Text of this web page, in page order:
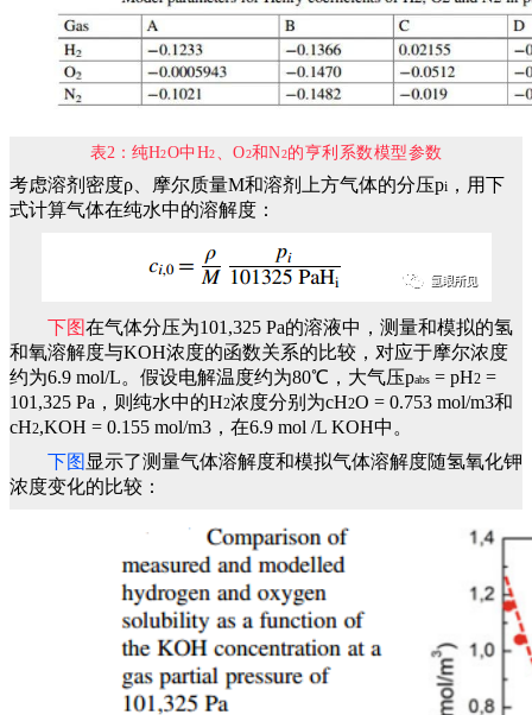
表2： 纯H2O中H2、O2和N2的亨利系数模型参数
考虑溶剂密度ρ、摩尔质量M和溶剂上方气体的分压pi ，用下
式计算气体在纯水中的溶解度：
下图在气体分压为101,325 Pa的溶液中，测量和模拟的氢
和氧溶解度与KOH浓度的函数关系的比较，对应于摩尔浓度
约为6.9 mol/L。假设电解温度约为80℃，大气压pabs = pH2 =
101,325 Pa，则纯水中的H2浓度分别为cH2O = 0.753 mol/m3和
cH2,KOH = 0.155 mol/m3，在6.9 mol /L KOH中。
下图 显示了测量气体溶解度和模拟气体溶解度随氢氧化钾
浓度变化的比较：